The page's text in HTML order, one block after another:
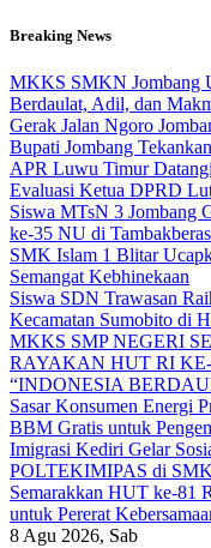
Skip
content
Breaking News
MKKS SMKN Jombang
Berdaulat, Adil, dan
Gerak Jalan Ngoro
Bupati Jombang
APR Luwu Timur
Evaluasi Ketua DPRD
Siswa MTsN 3 Jombang
ke-35 NU di Tambakberas
SMK Islam 1 Blitar
Semangat Kebhinekaan
Siswa SDN Trawasan
Kecamatan Sumobito di
MKKS SMP NEGERI
RAYAKAN HUT RI
“INDONESIA
Sasar Konsumen Energi
BBM Gratis untuk
Imigrasi Kediri Gelar
POLTEKIMIPAS di
Semarakkan HUT ke-81
untuk Pererat
8 Agu 2026, Sab